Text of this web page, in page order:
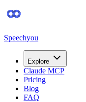
Speechyou
Explore
Claude MCP
Pricing
Blog
FAQ